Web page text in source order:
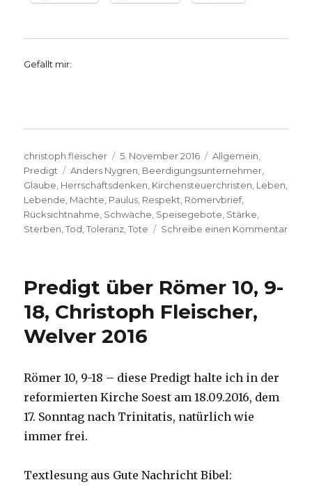
Gefällt mir:
Autor
christoph.fleischer
Veröffentlicht
am
5. November 2016 Kategorien
Allgemein,
Predigt
Schlagwörter
Anders Nygren, Beerdigungsunternehmer,
Glaube, Herrschaftsdenken, Kirchensteuerchristen, Leben,
Lebende, Mächte, Paulus, Respekt, Römervbrief,
Rücksichtnahme, Schwäche, Speisegebote, Stärke,
Sterben,Tod,Toleranz,Tote Schreibe einen Kommentarzu
Predigt über Römer 10, 9-
18, Christoph Fleischer,
Welver 2016
Römer 10, 9-18 – diese Predigt halte ich in der
reformierten Kirche Soest am 18.09.2016, dem
17. Sonntag nach Trinitatis, natürlich wie
immer frei.
Textlesung aus Gute Nachricht Bibel: